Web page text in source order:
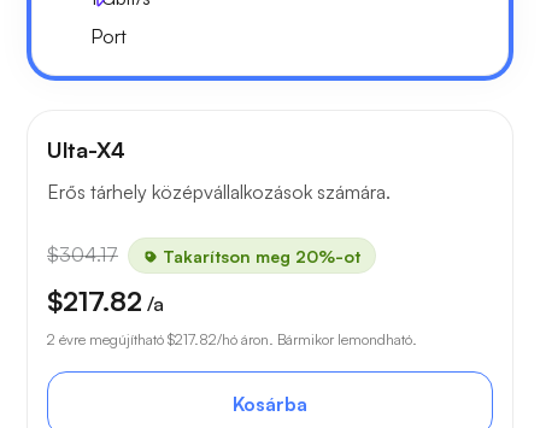
Port
Ulta-X4
Erős tárhely középvállalkozások számára.
$304.17 Takarítson meg 20%-ot
$217.82 /a
2 évre megújítható $217.82/hó áron. Bármikor lemondható.
Kosárba